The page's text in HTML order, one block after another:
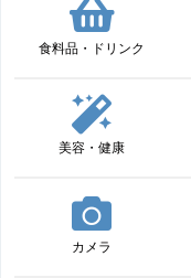
食料品・ドリンク
美容・健康
カメラ